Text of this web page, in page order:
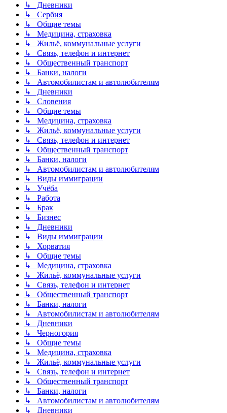
↳ Дневники
↳ Сербия
↳ Общие темы
↳ Медицина, страховка
↳ Жильё, коммунальные услуги
↳ Связь, телефон и интернет
↳ Общественный транспорт
↳ Банки, налоги
↳ Автомобилистам и автолюбителям
↳ Дневники
↳ Словения
↳ Общие темы
↳ Медицина, страховка
↳ Жильё, коммунальные услуги
↳ Связь, телефон и интернет
↳ Общественный транспорт
↳ Банки, налоги
↳ Автомобилистам и автолюбителям
↳ Виды иммиграции
↳ Учёба
↳ Работа
↳ Брак
↳ Бизнес
↳ Дневники
↳ Виды иммиграции
↳ Хорватия
↳ Общие темы
↳ Медицина, страховка
↳ Жильё, коммунальные услуги
↳ Связь, телефон и интернет
↳ Общественный транспорт
↳ Банки, налоги
↳ Автомобилистам и автолюбителям
↳ Дневники
↳ Черногория
↳ Общие темы
↳ Медицина, страховка
↳ Жильё, коммунальные услуги
↳ Связь, телефон и интернет
↳ Общественный транспорт
↳ Банки, налоги
↳ Автомобилистам и автолюбителям
↳ Дневники